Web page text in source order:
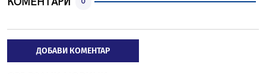
ДОБАВИ КОМЕНТАР